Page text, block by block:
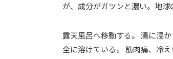
が、成分がガツンと濃い。地球
露天風呂へ移動する。 湯に浸
全に溶けている。 筋肉痛、冷